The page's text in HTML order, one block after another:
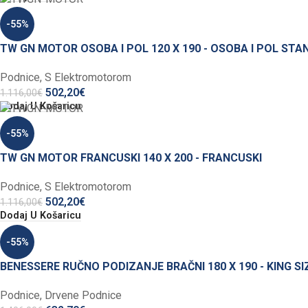
-55%
TW GN MOTOR OSOBA I POL 120 X 190 - OSOBA I POL
Podnice, S Elektromotorom
1.116,00€ 502,20€
Dodaj U Košaricu
-55%
TW GN MOTOR FRANCUSKI 140 X 200 - FRANCUSKI
Podnice, S Elektromotorom
1.116,00€ 502,20€
Dodaj U Košaricu
-55%
BENESSERE RUČNO PODIZANJE BRAČNI 180 X 190 - KING
Podnice, Drvene Podnice